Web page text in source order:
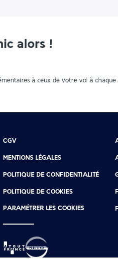
alors !
à ceux de votre vol à
CGV
MENTIONS LÉGALES
POLITIQUE DE CONFIDENTIALITÉ
POLITIQUE DE COOKIES
PARAMÉTRER LES COOKIES